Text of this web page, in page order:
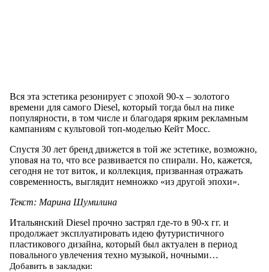
Вся эта эстетика резонирует с эпохой 90-х – золотого
времени для самого Diesel, который тогда был на пике
популярности, в том числе и благодаря ярким рекламным
кампаниям с культовой топ-моделью Кейт Мосс.
Спустя 30 лет бренд движется в той же эстетике, возможно,
уповая на то, что все развивается по спирали. Но, кажется,
сегодня не тот виток, и коллекция, призванная отражать
современность, выглядит немножко «из другой эпохи».
Текст: Марина Шумилина
Итальянский Diesel прочно застрял где-то в 90-х гг. и
продолжает эксплуатировать идею футуристичного
пластикового дизайна, который был актуален в период
повального увлечения техно музыкой, ночными…
Добавить в закладки: